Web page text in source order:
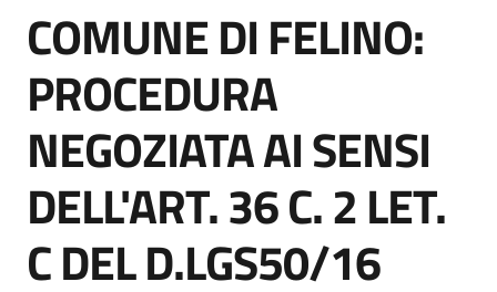
strumenti
di
Supporto
Piattaforme
telematiche
Salta al contenuto
COMUNE DI FELINO:
PROCEDURA
NEGOZIATA AI SENSI
DELL'ART. 36 C. 2 LET.
C DEL D.LGS50/16